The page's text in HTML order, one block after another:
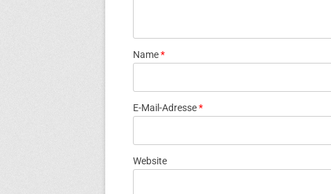
Name*
E-Mail-Adresse*
Website